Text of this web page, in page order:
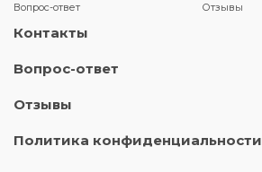
Вопрос-ответ
Отзывы
Контакты
Вопрос-ответ
Отзывы
Политика конфиденциальности